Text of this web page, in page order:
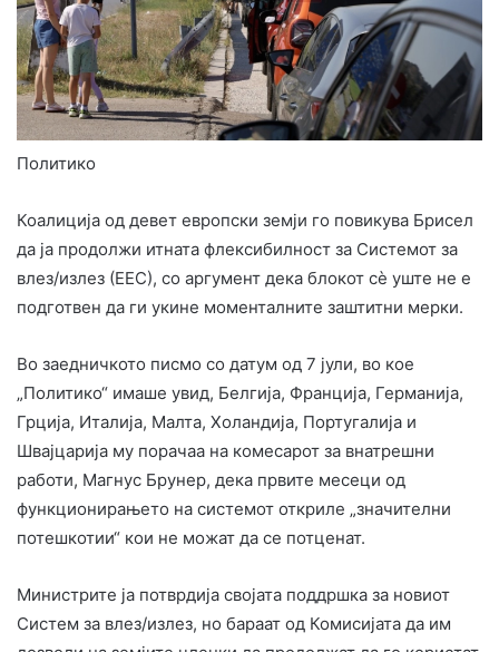
Политико
Коалиција од девет европски земји го повикува Брисел
да ја продолжи итната флексибилност за Системот за
влез/излез (ЕЕС), со аргумент дека блокот сè уште не е
подготвен да ги укине моменталните заштитни мерки.
Во заедничкото писмо со датум од 7 јули, во кое
„Политико“ имаше увид, Белгија, Франција, Германија,
Грција, Италија, Малта, Холандија, Португалија и
Швајцарија му порачаа на комесарот за внатрешни
работи, Магнус Брунер, дека првите месеци од
функционирањето на системот откриле „значителни
потешкотии“ кои не можат да се потценат.
Министрите ја потврдија својата поддршка за новиот
Систем за влез/излез, но бараат од Комисијата да им